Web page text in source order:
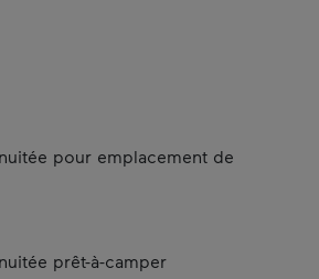
pour emplacement de
prêt-à-camper